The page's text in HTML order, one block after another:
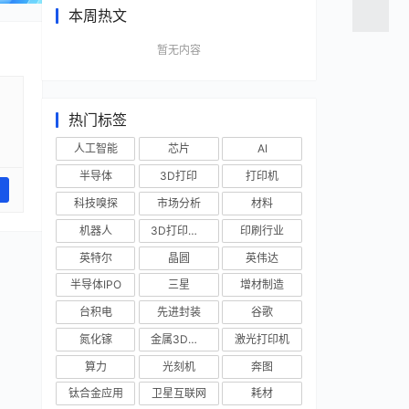
本周热文
暂无内容
热门标签
人工智能 芯片
AI
半导体
3D打印
打印机
科技嗅探
市场分析
材料
机器人
3D打印技术
印刷行业
英特尔
晶圆
英伟达
半导体IPO
三星
增材制造
台积电
先进封装
谷歌
氮化镓
金属3D打印
激光打印机
算力
光刻机
奔图
钛合金应用
卫星互联网 耗材